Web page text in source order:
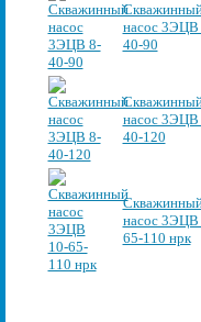
насос 3ЭЦВ
40-90
насос 3ЭЦВ
40-120
насос 3ЭЦВ
65-110 нрк